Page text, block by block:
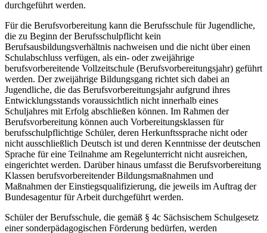
durchgeführt werden.
Für die Berufsvorbereitung kann die Berufsschule für Jugendliche,
die zu Beginn der Berufsschulpflicht kein
Berufsausbildungsverhältnis nachweisen und die nicht über einen
Schulabschluss verfügen, als ein- oder zweijährige
berufsvorbereitende Vollzeitschule (Berufsvorbereitungsjahr) geführt
werden. Der zweijährige Bildungsgang richtet sich dabei an
Jugendliche, die das Berufsvorbereitungsjahr aufgrund ihres
Entwicklungsstands voraussichtlich nicht innerhalb eines
Schuljahres mit Erfolg abschließen können. Im Rahmen der
Berufsvorbereitung können auch Vorbereitungsklassen für
berufsschulpflichtige Schüler, deren Herkunftssprache nicht oder
nicht ausschließlich Deutsch ist und deren Kenntnisse der deutschen
Sprache für eine Teilnahme am Regelunterricht nicht ausreichen,
eingerichtet werden. Darüber hinaus umfasst die Berufsvorbereitung
Klassen berufsvorbereitender Bildungsmaßnahmen und
Maßnahmen der Einstiegsqualifizierung, die jeweils im Auftrag der
Bundesagentur für Arbeit durchgeführt werden.
Schüler der Berufsschule, die gemäß § 4c Sächsischem Schulgesetz
einer sonderpädagogischen Förderung bedürfen, werden